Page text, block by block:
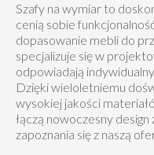
Szafy na wymiar to
cenią sobie
dopasowanie mebli do
specjalizuje się w
odpowiadają
Dzięki wieloletniemu
wysokiej jakości
łączą nowoczesny
zapoznania się z naszą